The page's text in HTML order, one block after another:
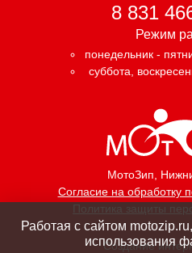
МотоЗип,
Согласие на обработку
Политика защиты
8 831
Режим
понедельник -
суббота,
Создание
Работая с сайтом
использования